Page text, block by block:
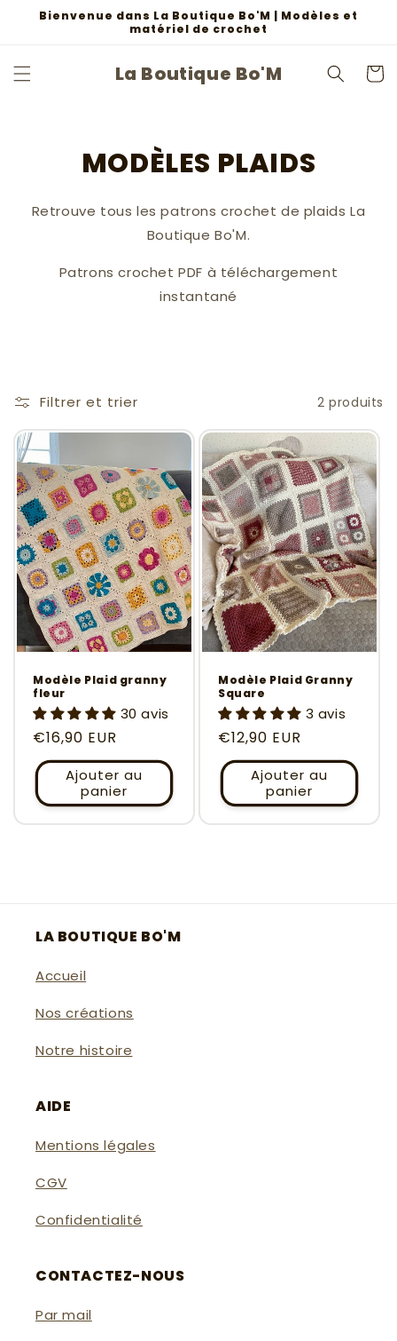
passer
Bienvenue dans La Boutique Bo'M | Modèles et
matériel de crochet
La Boutique Bo'M Panier
MODÈLES PLAIDS
Retrouve tous les patrons crochet de plaids La
Boutique Bo'M.
Patrons crochet PDF à téléchargement
instantané
Filtrer et trier 2 produits
Modèle Plaid granny
fleur
30 avis
Prix
habituel
€16,90 EUR
Ajouter au
panier
Modèle Plaid Granny
Square
3 avis
Prix
habituel
€12,90 EUR
Ajouter au
panier
LA BOUTIQUE BO'M
Accueil
Nos créations
Notre histoire
AIDE
Mentions légales
CGV
Confidentialité
CONTACTEZ-NOUS
Par mail